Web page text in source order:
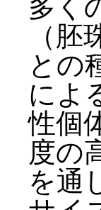
多く
（
との
によ
性個
度の
を通